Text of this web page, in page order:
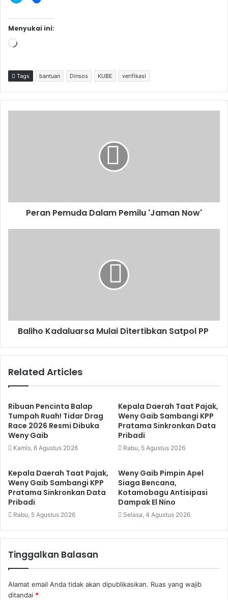
Menyukai ini:
Memuat...
Tags bantuan Dinsos KUBE verifikasi
Peran Pemuda Dalam Pemilu 'Jaman Now'
Baliho Kadaluarsa Mulai Ditertibkan Satpol PP
Related Articles
Ribuan Pencinta Balap
Tumpah Ruah! Tidar Drag
Race 2026 Resmi Dibuka
Weny Gaib
Kamis, 6 Agustus 2026
Kepala Daerah Taat Pajak,
Weny Gaib Sambangi KPP
Pratama Sinkronkan Data
Pribadi
Rabu, 5 Agustus 2026
Kepala Daerah Taat Pajak,
Weny Gaib Sambangi KPP
Pratama Sinkronkan Data
Pribadi
Rabu, 5 Agustus 2026
Weny Gaib Pimpin Apel
Siaga Bencana,
Kotamobagu Antisipasi
Dampak El Nino
Selasa, 4 Agustus 2026
Tinggalkan Balasan
Alamat email Anda tidak akan dipublikasikan. Ruas yang wajib
ditandai *